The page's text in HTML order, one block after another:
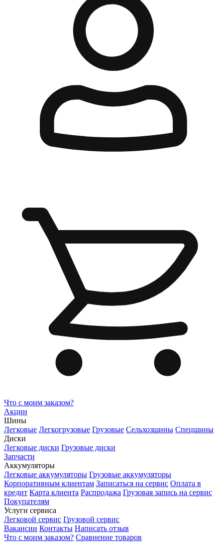
Что с моим заказом?
Акции
Шины
Легковые Легкогрузовые Грузовые Сельхозшины Спецшины
Диски
Легковые диски Грузовые диски
Запчасти
Аккумуляторы
Легковые аккумуляторы Грузовые аккумуляторы
Корпоративным клиентам Записаться на сервис Оплата в
кредит Карта клиента Распродажа Грузовая запись на сервис
Покупателям
Услуги сервиса
Легковой сервис Грузовой сервис
Вакансии Контакты Написать отзыв
Что с моим заказом? Сравнение товаров